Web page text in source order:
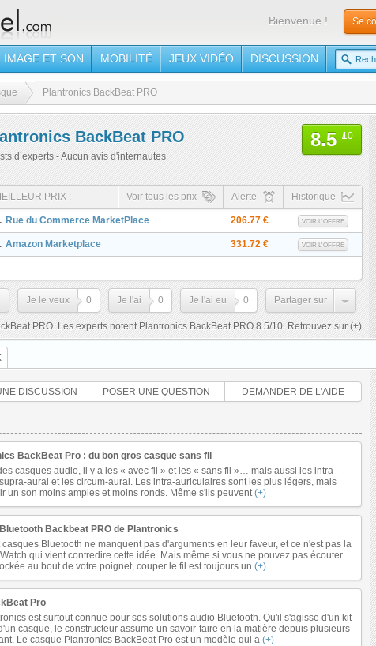
Bienvenue ! Se
IMAGE ET SON MOBILITÉ JEUX VIDÉO DISCUSSION
Plantronics BackBeat PRO
BackBeat PRO
d’experts - Aucun avis d'internautes
8.5 /10
PRIX : Historique
Alerte
Voir tous les prix
Rue du Commerce MarketPlace 206.77 € VOIR L'OFFRE
Amazon Marketplace 331.72 € VOIR L'OFFRE
Je le veux 0 Je l'ai 0 Je l'ai eu 0 Partager sur
PRO. Les experts notent Plantronics BackBeat PRO 8.5/10. Retrouvez sur (+)
DISCUSSION POSER UNE QUESTION DEMANDER DE L'AIDE
BackBeat Pro : du bon gros casque sans fil
casques audio, il y a les « avec fil » et les « sans fil »… mais aussi les intra-
aural et les circum-aural. Les intra-auriculaires sont les plus légers, mais
un son moins amples et moins ronds. Même s'ils peuvent(+)
Backbeat PRO de Plantronics
casques Bluetooth ne manquent pas d'arguments en leur faveur, et ce n'est pas la
qui vient contredire cette idée. Mais même si vous ne pouvez pas écouter
au bout de votre poignet, couper le fil est toujours un (+)
Pro
est surtout connue pour ses solutions audio Bluetooth. Qu'il s'agisse d'un kit
casque, le constructeur assume un savoir-faire en la matière depuis plusieurs
Le casque Plantronics BackBeat Pro est un modèle qui a (+)